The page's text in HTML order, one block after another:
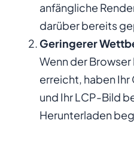
anfängliche
darüber bereits
Geringerer
Wenn der
erreicht, haben
und Ihr LCP-Bild
Herunterladen